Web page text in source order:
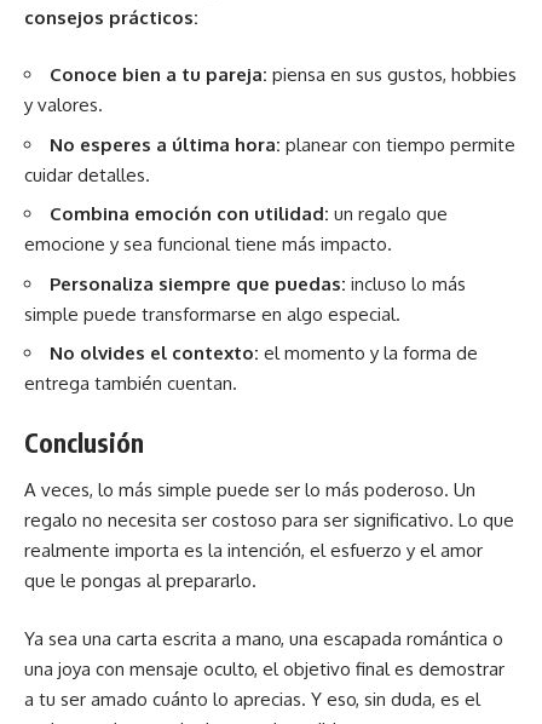
consejos prácticos:
Conoce bien a tu pareja: piensa en sus gustos, hobbies
y valores.
No esperes a última hora: planear con tiempo permite
cuidar detalles.
Combina emoción con utilidad: un regalo que
emocione y sea funcional tiene más impacto.
Personaliza siempre que puedas: incluso lo más
simple puede transformarse en algo especial.
No olvides el contexto: el momento y la forma de
entrega también cuentan.
Conclusión
A veces, lo más simple puede ser lo más poderoso. Un
regalo no necesita ser costoso para ser significativo. Lo que
realmente importa es la intención, el esfuerzo y el amor
que le pongas al prepararlo.
Ya sea una carta escrita a mano, una escapada romántica o
una joya con mensaje oculto, el objetivo final es demostrar
a tu ser amado cuánto lo aprecias. Y eso, sin duda, es el